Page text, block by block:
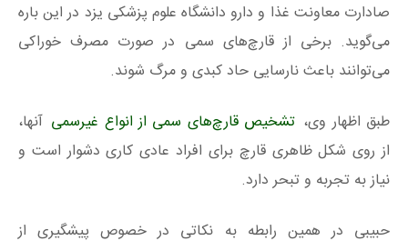
صادارت معاونت غذا و دارو دانشگاه علوم پزشکی یزد در این باره
می‌گوید. برخی از قارچ‌های سمی در صورت مصرف خوراکی
می‌توانند باعث نارسایی حاد کبدی و مرگ شوند.
طبق اظهار وی، تشخیص قارچ‌های سمی از انواع غیرسمی آنها،
از روی شکل ظاهری‌ قارچ برای افراد عادی کاری دشوار است و
نیاز به تجربه و تبحر دارد.
حبیبی در همین رابطه به نکاتی در خصوص پیشگیری از